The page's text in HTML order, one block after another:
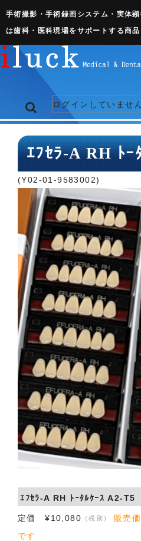
手術撮影・手術録画システム・実体
は歯科・医科現場をサポートする商品
ログインしていませ
トップページ
歯科関連機器
術野撮影キット
3D実体顕微鏡
会社概要
お問い合わせ
ｴﾌｾﾗ-A RH ﾄｰ
(Y02-01-9583002)
ｴﾌｾﾗ-A RH ﾄｰﾀﾙｹｰｽ A2-T5
定価 ¥10,080 （税別）
販売
です